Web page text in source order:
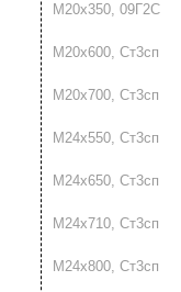
М20х350, 09Г2С
М20х600, Ст3сп
М20х700, Ст3сп
М24х550, Ст3сп
М24х650, Ст3сп
М24х710, Ст3сп
М24х800, Ст3сп